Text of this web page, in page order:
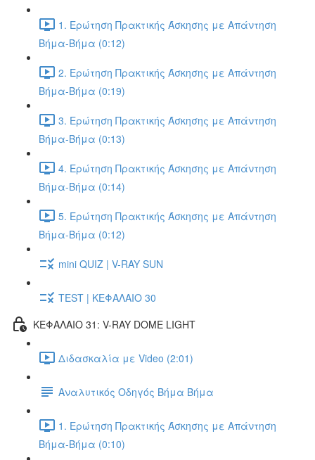
1. Ερώτηση Πρακτικής Άσκησης με Απάντηση
Βήμα-Βήμα (0:12)
2. Ερώτηση Πρακτικής Άσκησης με Απάντηση
Βήμα-Βήμα (0:19)
3. Ερώτηση Πρακτικής Άσκησης με Απάντηση
Βήμα-Βήμα (0:13)
4. Ερώτηση Πρακτικής Άσκησης με Απάντηση
Βήμα-Βήμα (0:14)
5. Ερώτηση Πρακτικής Άσκησης με Απάντηση
Βήμα-Βήμα (0:12)
mini QUIZ | V-RAY SUN
TEST | ΚΕΦΑΛΑΙΟ 30
ΚΕΦΑΛΑΙΟ 31: V-RAY DOME LIGHT
Διδασκαλία με Video (2:01)
Αναλυτικός Οδηγός Βήμα Βήμα
1. Ερώτηση Πρακτικής Άσκησης με Απάντηση
Βήμα-Βήμα (0:10)